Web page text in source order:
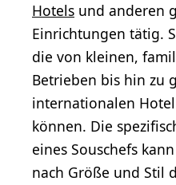
Hotels und anderen
Einrichtungen tätig.
die von kleinen,
Betrieben bis hin zu
internationalen
können. Die
eines Souschefs
nach Größe und Stil